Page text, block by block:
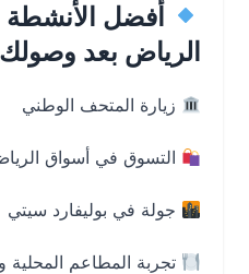
أفضل الأنشطة
الرياض بعد وصولك
زيارة المتحف الوطني
التسوق في أسواق الرياض
جولة في بوليفارد سيتي
تجربة المطاعم المحلية